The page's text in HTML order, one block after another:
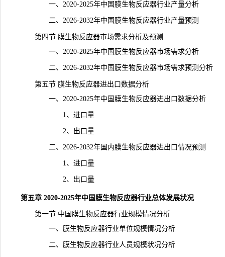
一、2020-2025年中国膜生物反应器行业产量分析
二、2026-2032年中国膜生物反应器行业产量预测
第四节 膜生物反应器市场需求分析及预测
一、2020-2025年中国膜生物反应器市场需求分析
二、2026-2032年中国膜生物反应器市场需求预测分析
第五节 膜生物反应器进出口数据分析
一、2020-2025年中国膜生物反应器进出口数据分析
1、进口量
2、出口量
二、2026-2032年国内膜生物反应器进出口情况预测
1、进口量
2、出口量
第五章 2020-2025年中国膜生物反应器行业总体发展状况
第一节 中国膜生物反应器行业规模情况分析
一、膜生物反应器行业单位规模情况分析
二、膜生物反应器行业人员规模状况分析